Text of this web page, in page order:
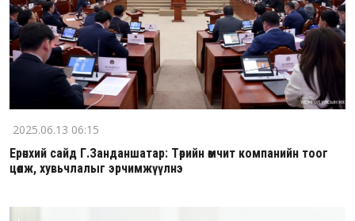
2025.06.13 06:15
Ерөнхий сайд Г.Занданшатар: Төрийн өмчит компанийн тоог
цөөлж, хувьчлалыг эрчимжүүлнэ